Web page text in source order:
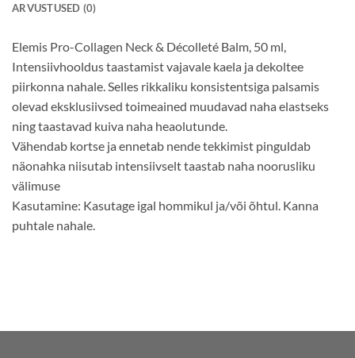
ARVUSTUSED (0)
Elemis Pro-Collagen Neck & Décolleté Balm, 50 ml,
Intensiivhooldus taastamist vajavale kaela ja dekoltee
piirkonna nahale. Selles rikkaliku konsistentsiga palsamis
olevad eksklusiivsed toimeained muudavad naha elastseks
ning taastavad kuiva naha heaolutunde.
Vähendab kortse ja ennetab nende tekkimist pinguldab
näonahka niisutab intensiivselt taastab naha noorusliku
välimuse
Kasutamine: Kasutage igal hommikul ja/või õhtul. Kanna
puhtale nahale.